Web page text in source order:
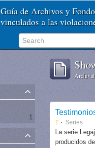
Guía de Archivos y
vinculados a las
1
T Series
La serie
producidos